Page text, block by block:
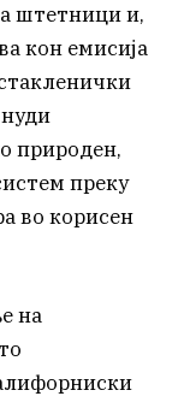
штетници и,
кон емисија
природен,
преку
во корисен
на